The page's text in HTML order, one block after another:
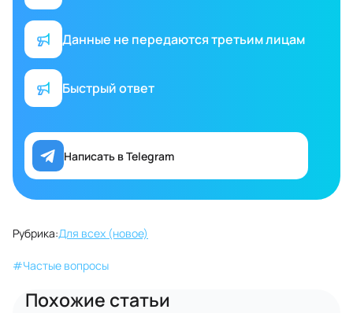
Данные не передаются третьим лицам
Быстрый ответ
Написать в Telegram
Рубрика:Для всех (новое)
#Частые вопросы
Похожие статьи